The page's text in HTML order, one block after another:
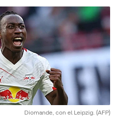
Diomande, con el Leipzig. (AFP)